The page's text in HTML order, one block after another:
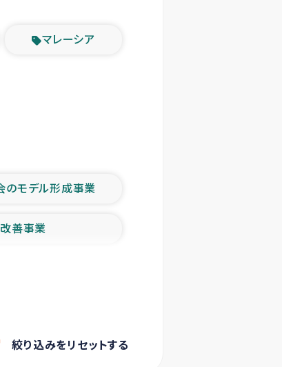
マレーシア
のモデル形成事業
善事業
援事業
者支援
の生活再建支援
絞り込みをリセットする